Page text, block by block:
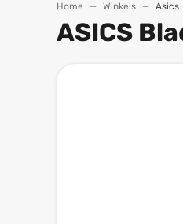
Home Winkels Asics
ASICS